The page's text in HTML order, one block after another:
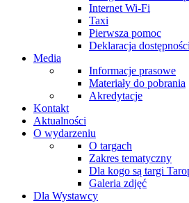
Internet Wi-Fi
Taxi
Pierwsza pomoc
Deklaracja dostępności
Media
Informacje prasowe
Materiały do pobrania
Akredytacje
Kontakt
Aktualności
O wydarzeniu
O targach
Zakres tematyczny
Dla kogo są targi
Galeria zdjęć
Dla Wystawcy